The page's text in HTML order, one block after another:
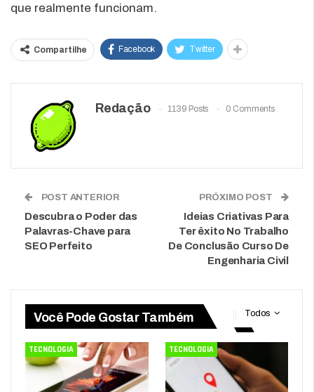
que realmente funcionam.
Compartilhe Facebook Twitter
Redação 1139 Posts 0 Comments
POST ANTERIOR
Descubra o Poder das
Palavras-Chave para
SEO Perfeito
PRÓXIMO POST
Ideias Criativas Para
Ter êxito No Trabalho
De Conclusão Curso De
Engenharia Civil
Todos
Você Pode Gostar Também
TECNOLOGIA TECNOLOGIA